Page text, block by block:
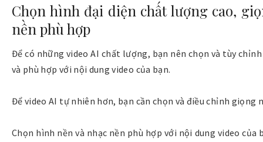
Chọn hình đại diện chất lượng cao,
nền phù hợp
Để có những video AI chất lượng, bạn nên chọn và tùy
và phù hợp với nội dung video của bạn.
Để video AI tự nhiên hơn, bạn cần chọn và điều chỉnh giọng
Chọn hình nền và nhạc nền phù hợp với nội dung video